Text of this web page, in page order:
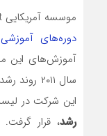
موسسه آمریکایی Pluralsight در سال ۲۰۰۴ با هدف گسترش
دوره‌های آموزشی
آموزش‌های این
سال ۲۰۱۱
این شرکت در
رشد